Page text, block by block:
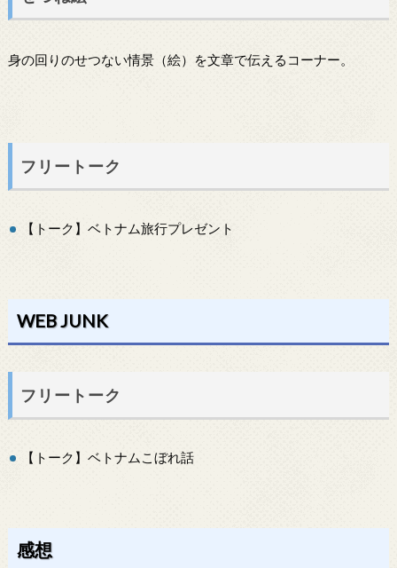
身の回りのせつない情景（絵）を文章で伝えるコーナー。
フリートーク
【トーク】ベトナム旅行プレゼント
WEB JUNK
フリートーク
【トーク】ベトナムこぼれ話
感想